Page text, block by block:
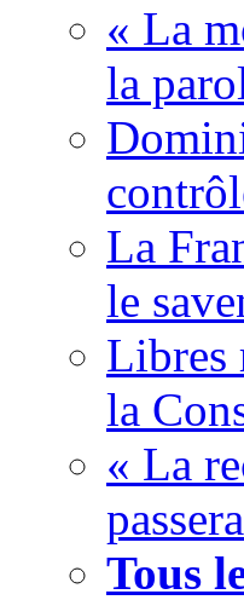
« La
la
La
le
Libres
la
« La
Tous